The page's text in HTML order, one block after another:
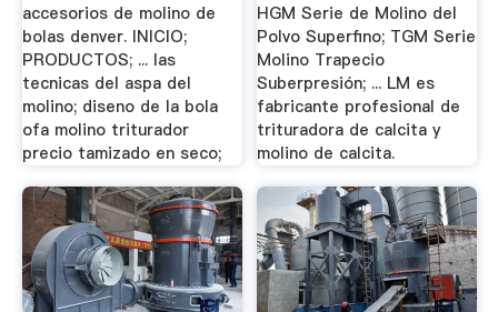
accesorios de molino de
bolas denver. INICIO;
PRODUCTOS; ... las
tecnicas del aspa del
molino; diseno de la bola
ofa molino triturador
precio tamizado en seco;
HGM Serie de Molino del
Polvo Superfino; TGM Serie
Molino Trapecio
Suberpresión; ... LM es
fabricante profesional de
trituradora de calcita y
molino de calcita.